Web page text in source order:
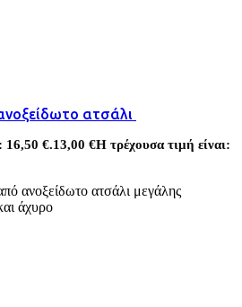
ατσάλι
16,50 €.13,00 €Η τρέχουσα τιμή είναι:
ανοξείδωτο ατσάλι μεγάλης
άχυρο